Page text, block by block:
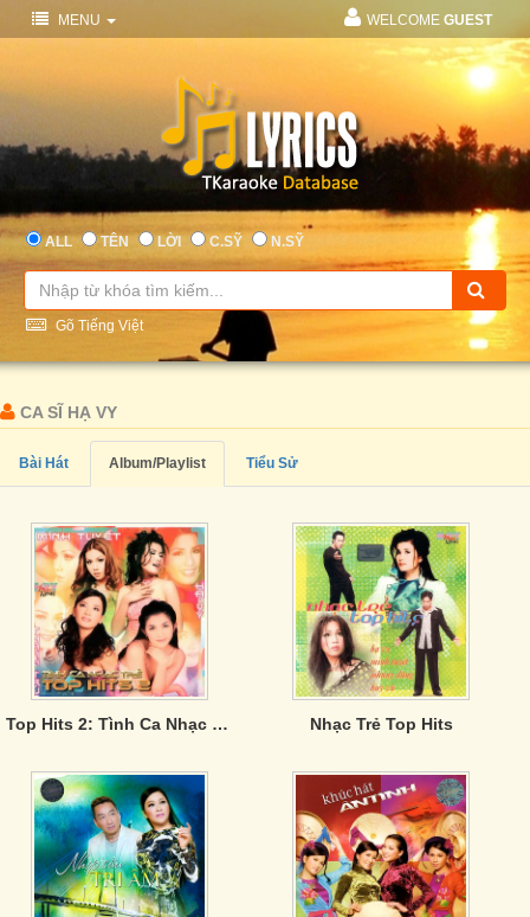
MENU WELCOME GUEST
ALL TÊN LỜI C.SỸ N.SỸ
Gõ Tiếng Việt
CA SĨ HẠ VY
Bài Hát Album/Playlist Tiểu Sử
Top Hits 2: Tình Ca Nhạc Trẻ Nhạc Trẻ Top Hits